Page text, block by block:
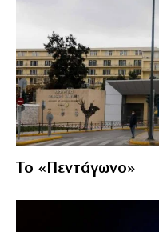
Το «Πεντάγωνο»